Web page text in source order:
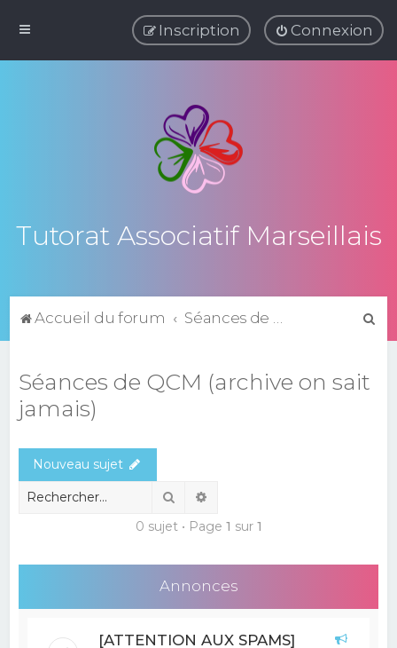
Connexion
Inscription
Tutorat Associatif Marseillais
Accueil du forum Séances de QCM (archive on sait jamais)
Séances de QCM (archive on sait
jamais)
Nouveau sujet
Rechercher
0 sujet • Page 1 sur 1
Annonces
[ATTENTION AUX SPAMS]